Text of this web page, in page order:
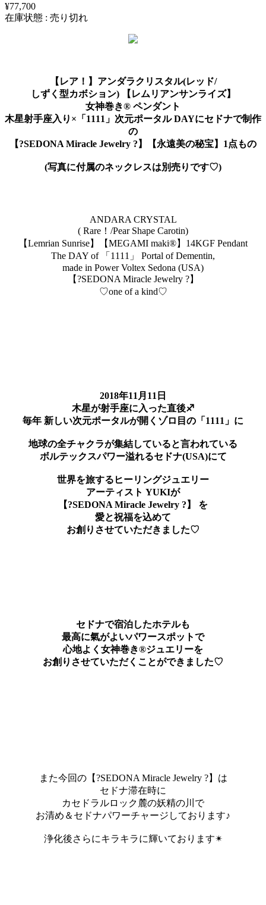
¥77,700
在庫状態 : 売り切れ
【レア！】アンダラクリスタル(レッド/
しずく型カボション) 【レムリアンサンライズ】
女神巻き®︎ ペンダント
木星射手座入り×「1111」次元ポータル DAYにセドナで制作
の
【?SEDONA Miracle Jewelry ?】【永遠美の秘宝】1点もの
(写真に付属のネックレスは別売りです♡)
ANDARA CRYSTAL
( Rare！/Pear Shape Carotin)
【Lemrian Sunrise】【MEGAMI maki®︎】14KGF Pendant
The DAY of 「1111」 Portal of Dementin,
made in Power Voltex Sedona (USA)
【?SEDONA Miracle Jewelry ?】
♡one of a kind♡
2018年11月11日
木星が射手座に入った直後♐️
毎年 新しい次元ポータルが開くゾロ目の「1111」に
地球の全チャクラが集結していると言われている
ボルテックスパワー溢れるセドナ(USA)にて
世界を旅するヒーリングジュエリー
アーティスト YUKIが
【?SEDONA Miracle Jewelry ?】 を
愛と祝福を込めて
お創りさせていただきました♡
セドナで宿泊したホテルも
最高に氣がよいパワースポットで
心地よく女神巻き®ジュエリーを
お創りさせていただくことができました♡
また今回の【?SEDONA Miracle Jewelry ?】は
セドナ滞在時に
カセドラルロック麓の妖精の川で
お清め＆セドナパワーチャージしております♪
浄化後さらにキラキラに輝いております✴︎